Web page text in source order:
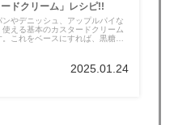
ードクリーム」レシピ!!
ンやデニッシュ、アップルパイな
使える基本のカスタードクリーム
。これをベースにすれば、黒糖
2025.01.24